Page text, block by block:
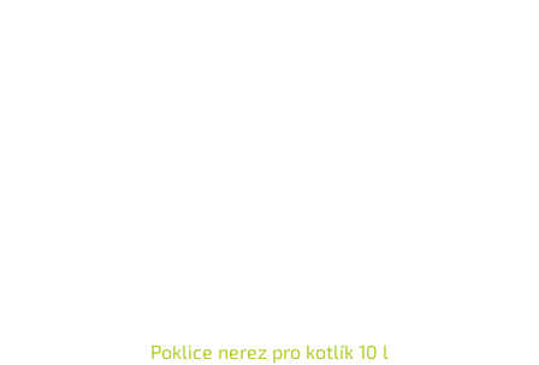
Poklice nerez pro kotlík 10 l